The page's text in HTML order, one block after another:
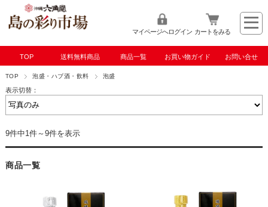
マイページへログイン カートをみる
TOP 送料無料商品 商品一覧 お買い物ガイド お問い合せ
TOP 泡盛・ハブ酒・飲料 泡盛
表示切替：
9件中1件～9件を表示
商品一覧